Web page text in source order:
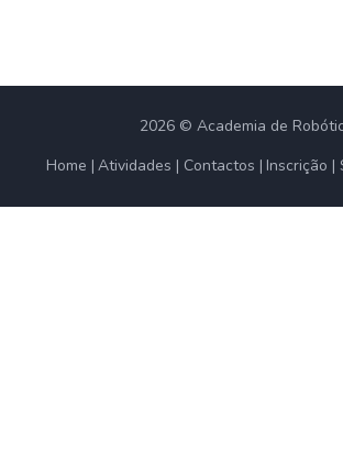
2026 © Academia de
Home Atividades Contactos Inscrição